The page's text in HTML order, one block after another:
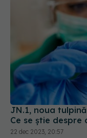
JN.1, noua
Ce se știe despre
22 dec 2023, 20:57